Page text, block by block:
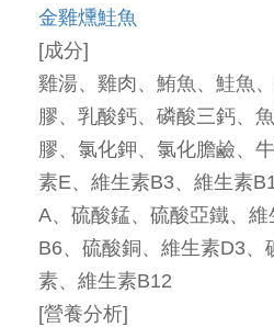
金雞燻鮭魚
[成分]
雞湯、雞肉、鮪魚、鮭魚
膠、乳酸鈣、磷酸三鈣、
膠、氯化鉀、氯化膽鹼、
素E、維生素B3、維生素
A、硫酸錳、硫酸亞鐵、
B6、硫酸銅、維生素D3、
素、維生素B12
[營養分析]